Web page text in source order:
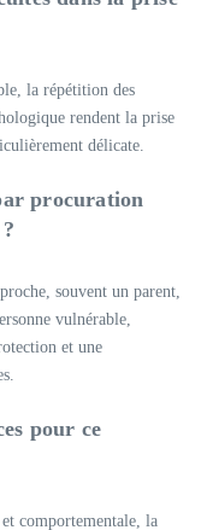
la répétition des
rendent la prise
délicate.
procuration
souvent un parent,
vulnérable,
et une
pour ce
comportementale, la